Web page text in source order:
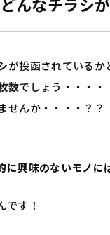
が投函されているか
数でしょう・・・・
せんか・・・・？？
に興味のないモノに
です！